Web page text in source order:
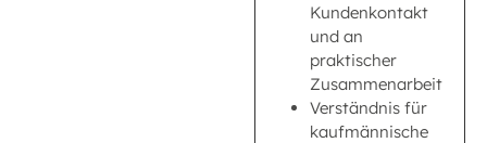
Kundenkontakt
und an
praktischer
Zusammenarbeit
Verständnis für
kaufmännische